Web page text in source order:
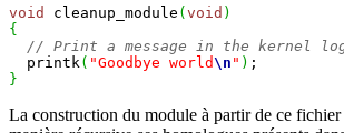
void cleanup_module ( void )
{
// Print a message in the kernel
  printk
( "Goodbye world\n " )
}
La construction du module à partir de ce fichier